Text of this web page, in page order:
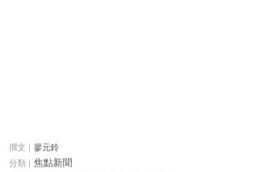
廖元鈴
焦點新聞